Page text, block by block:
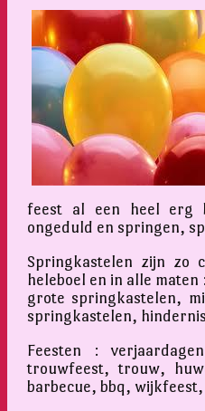
feest al een heel erg
ongeduld en springen,
Springkastelen zijn zo
heleboel en in alle maten :
grote springkastelen,
springkastelen,
Feesten :
trouwfeest, trouw,
barbecue, bbq,